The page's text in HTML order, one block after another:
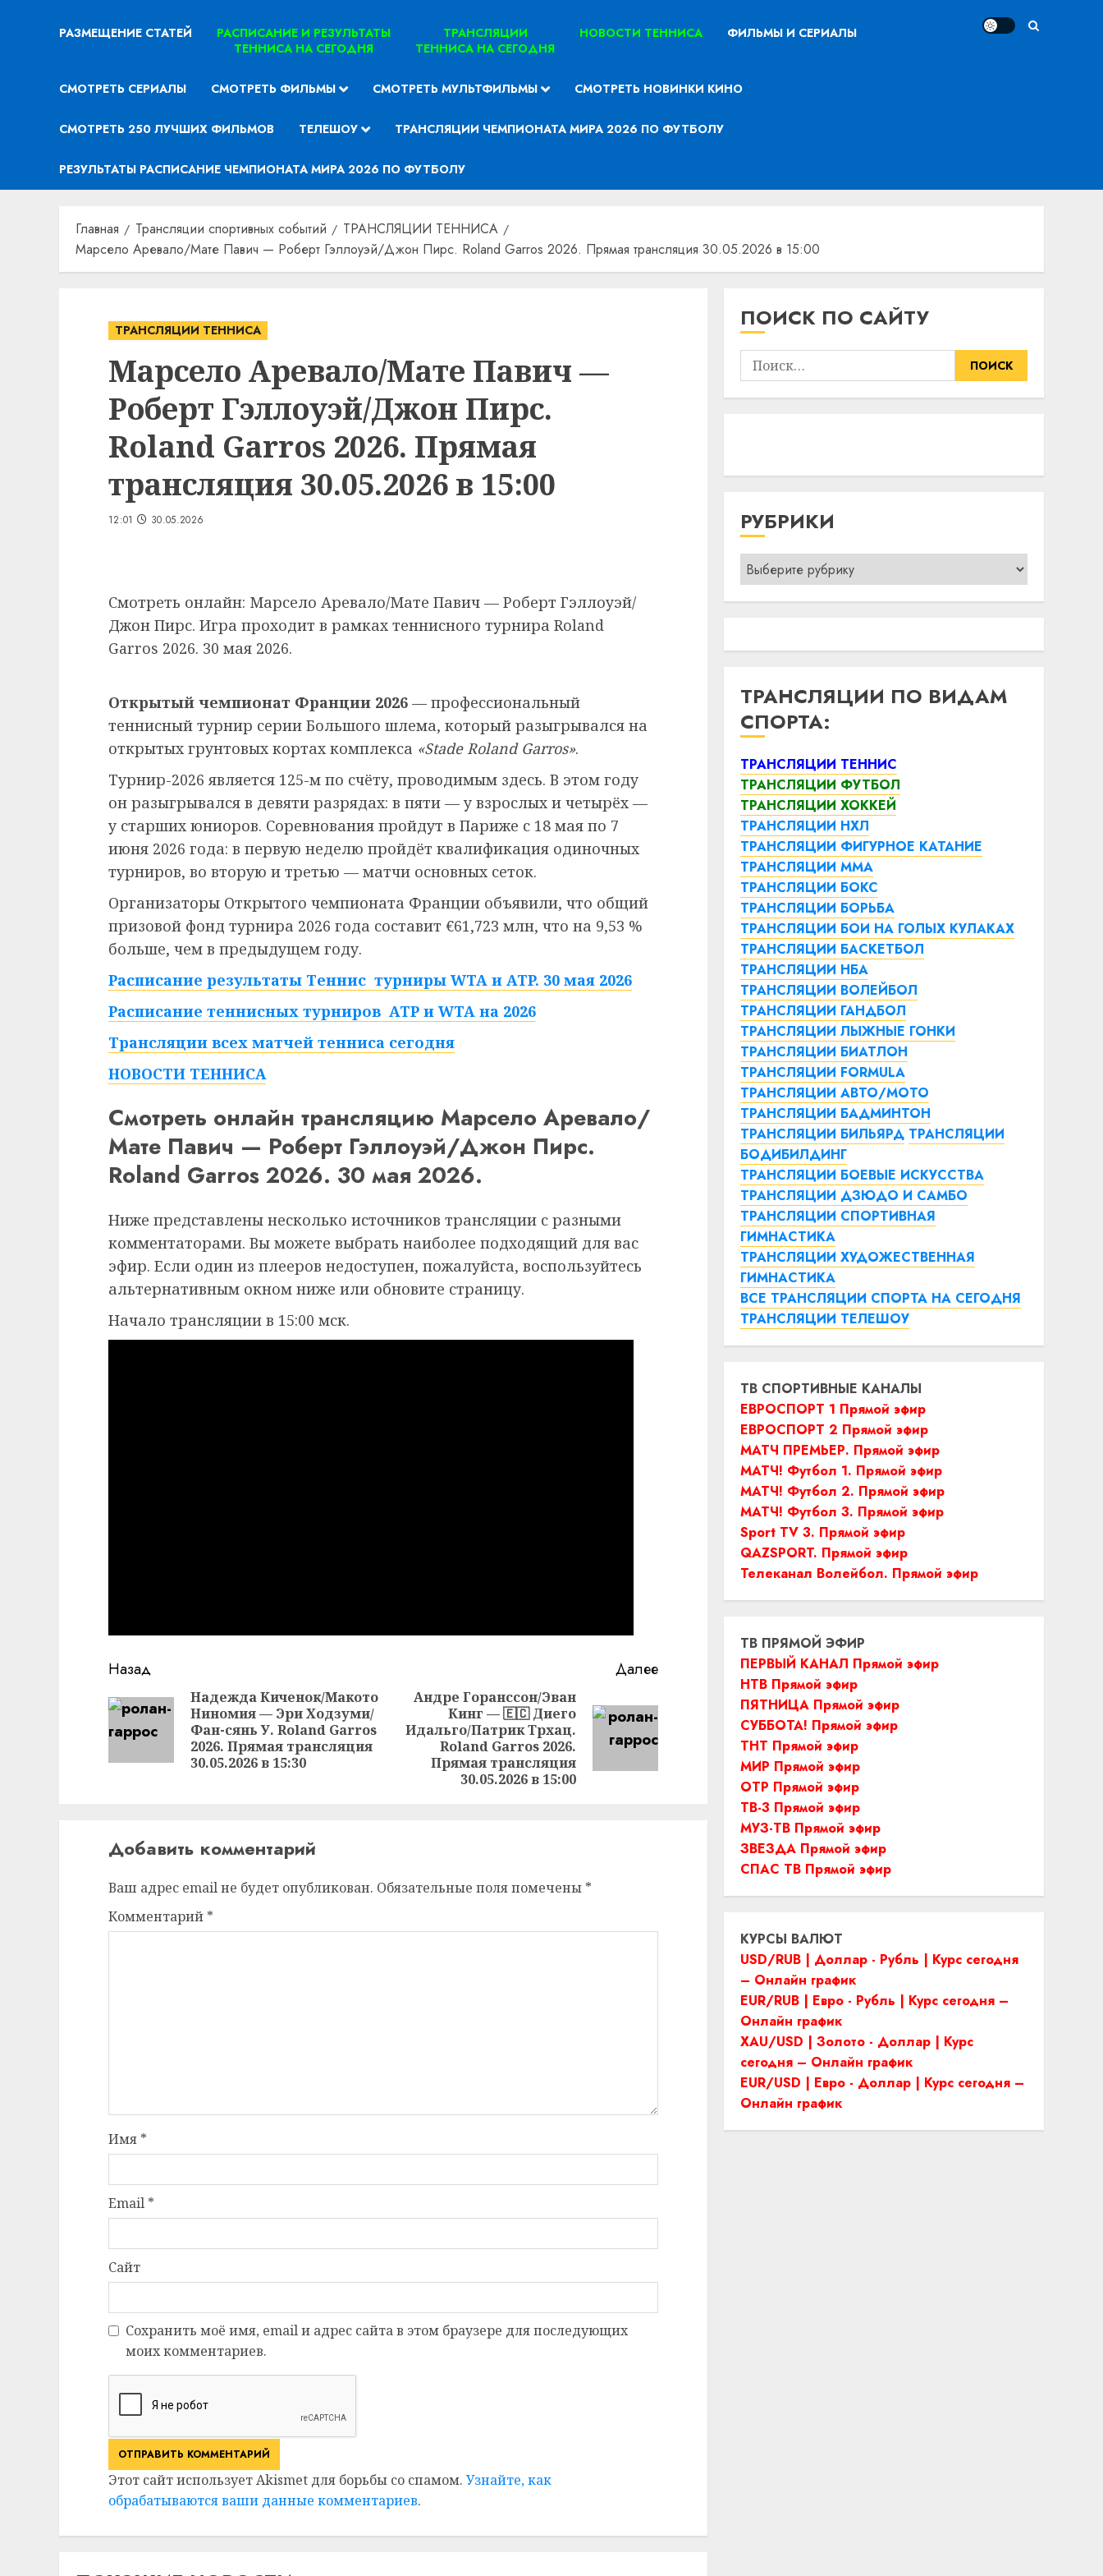
РАЗМЕЩЕНИЕ СТАТЕЙ
РАСПИСАНИЕ И РЕЗУЛЬТАТЫ
ТЕННИСА НА СЕГОДНЯ
ТРАНСЛЯЦИИ
ТЕННИСА НА СЕГОДНЯ
НОВОСТИ ТЕННИСА ФИЛЬМЫ И СЕРИАЛЫ
СМОТРЕТЬ СЕРИАЛЫ СМОТРЕТЬ ФИЛЬМЫ СМОТРЕТЬ МУЛЬТФИЛЬМЫ СМОТРЕТЬ НОВИНКИ КИНО
СМОТРЕТЬ 250 ЛУЧШИХ ФИЛЬМОВ ТЕЛЕШОУ ТРАНСЛЯЦИИ ЧЕМПИОНАТА МИРА 2026 ПО ФУТБОЛУ
РЕЗУЛЬТАТЫ РАСПИСАНИЕ ЧЕМПИОНАТА МИРА 2026 ПО ФУТБОЛУ
Главная Трансляции спортивных событий
ТРАНСЛЯЦИИ ТЕННИСА
Марсело Аревало/Мате Павич — Роберт Гэллоуэй/Джон Пирс. Roland Garros 2026. Прямая трансляция 30.05.2026 в 15:00
ТРАНСЛЯЦИИ ТЕННИСА
Марсело Аревало/Мате Павич —
Роберт Гэллоуэй/Джон Пирс.
Roland Garros 2026. Прямая
трансляция 30.05.2026 в 15:00
12:01 30.05.2026
Смотреть онлайн: Марсело Аревало/Мате Павич — Роберт Гэллоуэй/
Джон Пирс. Игра проходит в рамках теннисного турнира Roland
Garros 2026. 30 мая 2026.
Открытый чемпионат Франции 2026 — профессиональный
теннисный турнир серии Большого шлема, который разыгрывался на
открытых грунтовых кортах комплекса «Stade Roland Garros».
Турнир-2026 является 125-м по счёту, проводимым здесь. В этом году
он разыгрывался в девяти разрядах: в пяти — у взрослых и четырёх —
у старших юниоров. Соревнования пройдут в Париже с 18 мая по 7
июня 2026 года: в первую неделю пройдёт квалификация одиночных
турниров, во вторую и третью — матчи основных сеток.
Организаторы Открытого чемпионата Франции объявили, что общий
призовой фонд турнира 2026 года составит €61,723 млн, что на 9,53 %
больше, чем в предыдущем году.
Расписание результаты Теннис турниры WTA и ATP. 30 мая 2026
Расписание теннисных турниров ATP и WTA на 2026
Трансляции всех матчей тенниса сегодня
НОВОСТИ ТЕННИСА
Смотреть онлайн трансляцию Марсело Аревало/
Мате Павич — Роберт Гэллоуэй/Джон Пирс.
Roland Garros 2026. 30 мая 2026.
Ниже представлены несколько источников трансляции с разными
комментаторами. Вы можете выбрать наиболее подходящий для вас
эфир. Если один из плееров недоступен, пожалуйста, воспользуйтесь
альтернативным окном ниже или обновите страницу.
Начало трансляции в 15:00 мск.
Продолжить
чтение
Назад
Предыдущая
Надежда Киченок/Макото
Ниномия — Эри Ходзуми/
Фан-сянь У. Roland Garros
2026. Прямая трансляция
30.05.2026 в 15:30
Далее
Следующая
запись:
Андре Горанссон/Эван
Кинг — 🇪🇨 Диего
Идальго/Патрик Трхац.
Roland Garros 2026.
Прямая трансляция
30.05.2026 в 15:00
Добавить комментарий
Ваш адрес email не будет опубликован. Обязательные поля помечены *
Комментарий *
Имя *
Email *
Сайт
Сохранить моё имя, email и адрес сайта в этом браузере для последующих
моих комментариев.
Этот сайт использует Akismet для борьбы со спамом. Узнайте, как
обрабатываются ваши данные комментариев.
ПОИСК ПО САЙТУ
Найти:
РУБРИКИ
Рубрики
ТРАНСЛЯЦИИ ПО ВИДАМ
СПОРТА:
ТРАНСЛЯЦИИ ТЕННИС
ТРАНСЛЯЦИИ ФУТБОЛ
ТРАНСЛЯЦИИ ХОККЕЙ
ТРАНСЛЯЦИИ НХЛ
ТРАНСЛЯЦИИ ФИГУРНОЕ КАТАНИЕ
ТРАНСЛЯЦИИ ММА
ТРАНСЛЯЦИИ БОКС
ТРАНСЛЯЦИИ БОРЬБА
ТРАНСЛЯЦИИ БОИ НА ГОЛЫХ КУЛАКАХ
ТРАНСЛЯЦИИ БАСКЕТБОЛ
ТРАНСЛЯЦИИ НБА
ТРАНСЛЯЦИИ ВОЛЕЙБОЛ
ТРАНСЛЯЦИИ ГАНДБОЛ
ТРАНСЛЯЦИИ ЛЫЖНЫЕ ГОНКИ
ТРАНСЛЯЦИИ БИАТЛОН
ТРАНСЛЯЦИИ FORMULA
ТРАНСЛЯЦИИ АВТО/МОТО
ТРАНСЛЯЦИИ БАДМИНТОН
ТРАНСЛЯЦИИ БИЛЬЯРД ТРАНСЛЯЦИИ
БОДИБИЛДИНГ
ТРАНСЛЯЦИИ БОЕВЫЕ ИСКУССТВА
ТРАНСЛЯЦИИ ДЗЮДО И САМБО
ТРАНСЛЯЦИИ СПОРТИВНАЯ
ГИМНАСТИКА
ТРАНСЛЯЦИИ ХУДОЖЕСТВЕННАЯ
ГИМНАСТИКА
ВСЕ ТРАНСЛЯЦИИ СПОРТА НА СЕГОДНЯ
ТРАНСЛЯЦИИ ТЕЛЕШОУ
ТВ СПОРТИВНЫЕ КАНАЛЫ
ЕВРОСПОРТ 1 Прямой эфир
ЕВРОСПОРТ 2 Прямой эфир
МАТЧ ПРЕМЬЕР. Прямой эфир
МАТЧ! Футбол 1. Прямой эфир
МАТЧ! Футбол 2. Прямой эфир
МАТЧ! Футбол 3. Прямой эфир
Sport TV 3. Прямой эфир
QAZSPORT. Прямой эфир
Телеканал Волейбол. Прямой эфир
ТВ ПРЯМОЙ ЭФИР
ПЕРВЫЙ КАНАЛ Прямой эфир
НТВ Прямой эфир
ПЯТНИЦА Прямой эфир
СУББОТА! Прямой эфир
ТНТ Прямой эфир
МИР Прямой эфир
ОТР Прямой эфир
ТВ-3 Прямой эфир
МУЗ-ТВ Прямой эфир
ЗВЕЗДА Прямой эфир
СПАС ТВ Прямой эфир
КУРСЫ ВАЛЮТ
USD/RUB | Доллар - Рубль | Курс сегодня
– Онлайн график
EUR/RUB | Евро - Рубль | Курс сегодня –
Онлайн график
XAU/USD | Золото - Доллар | Курс
сегодня – Онлайн график
EUR/USD | Евро - Доллар | Курс сегодня –
Онлайн график